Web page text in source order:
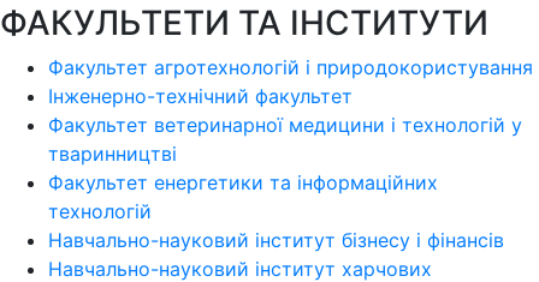
ФАКУЛЬТЕТИ ТА ІНСТИТУТИ
Факультет агротехнологій і природокористування
Інженерно-технічний факультет
Факультет ветеринарної медицини і технологій у
тваринництві
Факультет енергетики та інформаційних
технологій
Навчально-науковий інститут бізнесу і фінансів
Навчально-науковий інститут харчових